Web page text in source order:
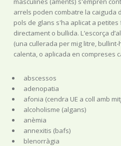
arrels poden combatre la caiguda
pols de glans s'ha aplicat a
directament o bullida. L’escorça
(una cullerada per mig litre,
calenta, o aplicada en compreses
abscessos
adenopatia
afonia (cendra UE a coll amb
alcoholisme (algans)
anèmia
annexitis (bafs)
blenorràgia